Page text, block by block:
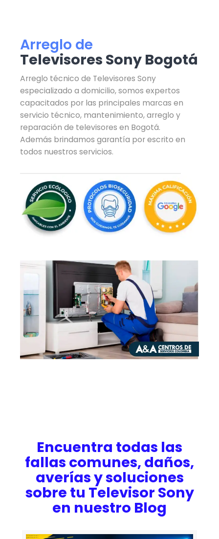
Arreglo de
Televisores Sony Bogotá
Arreglo técnico de Televisores Sony
especializado a domicilio, somos expertos
capacitados por las principales marcas en
servicio técnico, mantenimiento, arreglo y
reparación de televisores en Bogotá.
Además brindamos garantía por escrito en
todos nuestros servicios.
Encuentra todas las
fallas comunes, daños,
averías y soluciones
sobre tu Televisor Sony
en nuestro Blog